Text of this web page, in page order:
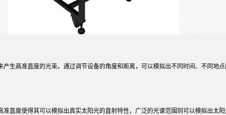
生高准直度的光束。通过调节设备的角度和距离，可以模拟出不同时间、不同地
直度使得其可以模拟出真实太阳光的直射特性，广泛的光谱范围则可以模拟出太